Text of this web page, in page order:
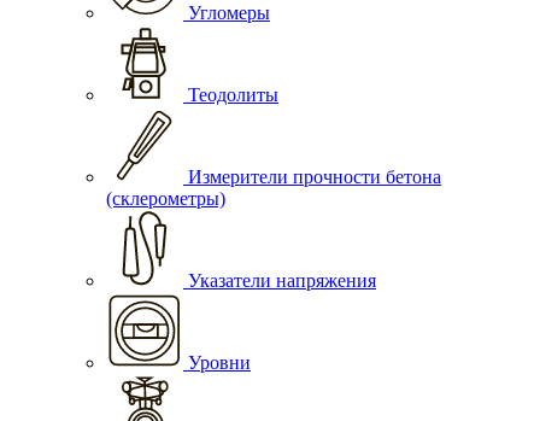
Угломеры
Теодолиты
Измерители прочности бетона
(склерометры)
Указатели напряжения
Уровни